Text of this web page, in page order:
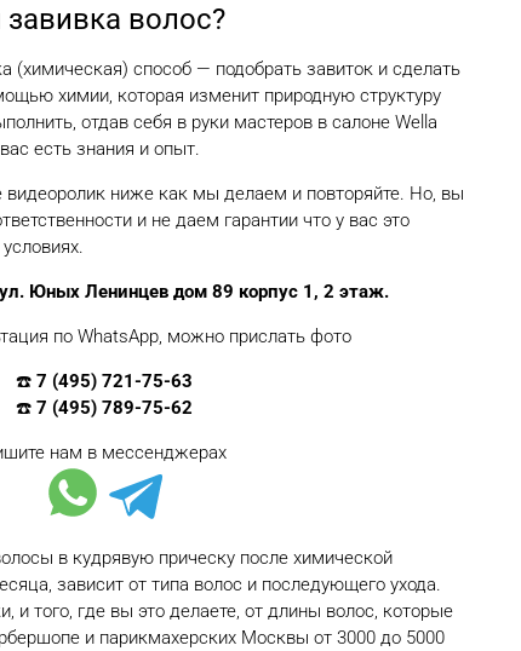
волос?
(химическая) способ — подобрать завиток и сделать
химии, которая изменит природную структуру
отдав себя в руки мастеров в салоне Wella
есть знания и опыт.
видеоролик ниже как мы делаем и повторяйте. Но, вы
и не даем гарантии что у вас это
Юных Ленинцев дом 89 корпус 1, 2 этаж.
по WhatsApp, можно прислать фото
☎️ 7 (495) 721-75-63
☎️ 7 (495) 789-75-62
нам в мессенджерах
в кудрявую прическу после химической
зависит от типа волос и последующего ухода.
и того, где вы это делаете, от длины волос, которые
и парикмахерских Москвы от 3000 до 5000